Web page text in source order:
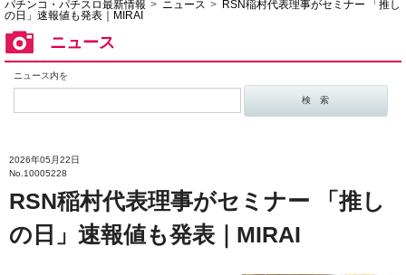
パチンコ・パチスロ最新情報 ニュース
RSN稲村代表理事がセミナー 「推し
の日」速報値も発表｜MIRAI
ニュース
ニュース内を
2026年05月22日
No.10005228
RSN稲村代表理事がセミナー 「推し
の日」速報値も発表｜MIRAI